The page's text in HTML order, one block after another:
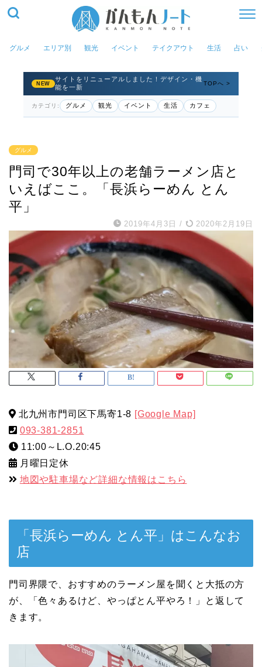
グルメ エリア別 観光 イベント テイクアウト 生活 占い
NEW
サイトをリニューアルしました！デザイン・機
能を一新
TOPへ >
カテゴリ: グルメ 観光 イベント 生活 カフェ
グルメ
門司で30年以上の老舗ラーメン店と
いえばここ。「長浜らーめん とん
平」
2019年4月3日 / 2020年2月19日
北九州市門司区下馬寄1-8 [Google Map]
093-381-2851
11:00～L.O.20:45
月曜日定休
地図や駐車場など詳細な情報はこちら
「長浜らーめん とん平」はこんなお
店
門司界隈で、おすすめのラーメン屋を聞くと大抵の方
が、「色々あるけど、やっぱとん平やろ！」と返して
きます。